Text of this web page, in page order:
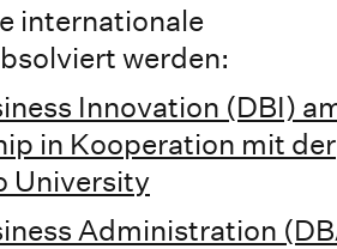
internationale
werden:
Innovation (DBI)
in Kooperation mit der
University
Administration